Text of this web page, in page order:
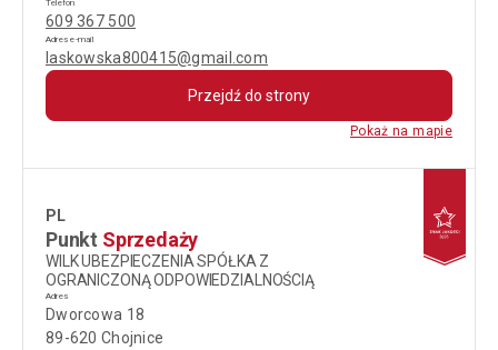
Telefon
609 367 500
Adres e-mail
laskowska800415@gmail.com
Przejdź do strony
Pokaż na mapie
PL
Punkt Sprzedaży
WILK UBEZPIECZENIA SPÓŁKA Z
OGRANICZONĄ ODPOWIEDZIALNOŚCIĄ
Adres
Dworcowa 18
89-620 Chojnice